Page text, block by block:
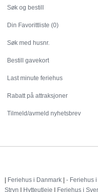
Søk og bestill
Din Favorittliste (0)
Søk med husnr.
Bestill gavekort
Last minute feriehus
Rabatt på attraksjoner
Tilmeld/avmeld nyhetsbrev
| Feriehus i Danmark | - Feriehus
Stryn | Hytteutleie | Feriehus i